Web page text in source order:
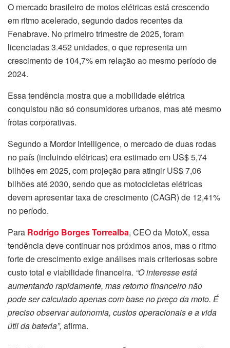
O mercado brasileiro de motos elétricas está crescendo
em ritmo acelerado, segundo dados recentes da
Fenabrave. No primeiro trimestre de 2025, foram
licenciadas 3.452 unidades, o que representa um
crescimento de 104,7% em relação ao mesmo período de
2024.
Essa tendência mostra que a mobilidade elétrica
conquistou não só consumidores urbanos, mas até mesmo
frotas corporativas.
Segundo a Mordor Intelligence, o mercado de duas rodas
no país (incluindo elétricas) era estimado em US$ 5,74
bilhões em 2025, com projeção para atingir US$ 7,06
bilhões até 2030, sendo que as motocicletas elétricas
devem apresentar taxa de crescimento (CAGR) de 12,41%
no período.
Para Rodrigo Borges Torrealba, CEO da MotoX, essa
tendência deve continuar nos próximos anos, mas o ritmo
forte de crescimento exige análises mais criteriosas sobre
custo total e viabilidade financeira. “O interesse está
aumentando rapidamente, mas retorno financeiro não
pode ser calculado apenas com base no preço da moto. É
preciso observar autonomia, custos operacionais e a vida
útil da bateria”, afirma.